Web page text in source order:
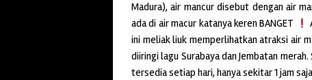
Madura), air mancur disebut dengan air
ada di air macur katanya keren BANGET
ini meliak liuk memperlihatkan atraksi air
diiringi lagu Surabaya dan Jembatan
tersedia setiap hari, hanya sekitar 1 jam